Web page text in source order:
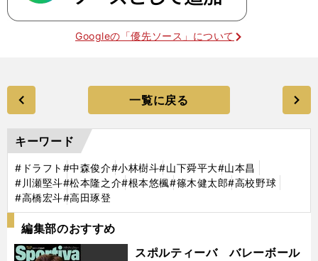
Googleの「優先ソース」について
一覧に戻る
キーワード
#ドラフト #中森俊介#小林樹斗#山下舜平大#山本昌
#川瀬堅斗#松本隆之介#根本悠楓#篠木健太郎#高校野球
#高橋宏斗#高田琢登
編集部のおすすめ
スポルティーバ バレーボール